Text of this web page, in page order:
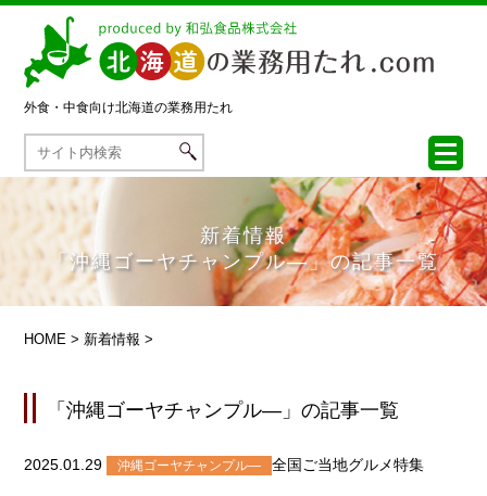
外食・中食向け北海道の業務用たれ
新着情報
「沖縄ゴーヤチャンプル―」の記事一覧
HOME > 新着情報 >
「沖縄ゴーヤチャンプル―」の記事一覧
2025.01.29 沖縄ゴーヤチャンプル― 全国ご当地グルメ特集